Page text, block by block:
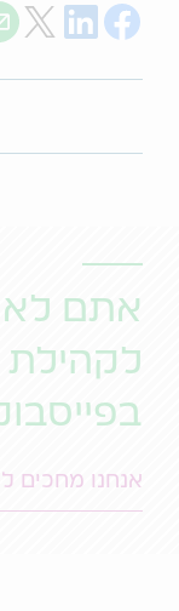
Facebook
אתם לא
לקהילת
אנחנו מחכים